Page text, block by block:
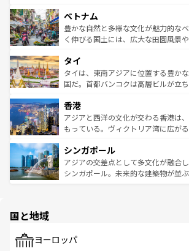
参照してほしい。
容にもいいと評判のスイーツなど、バ
が味わえる。 なお、新着の台湾情報は
照してほしい。
き、地方に足を延ばせば四季折々の自
できる。そして、キムチや焼肉、絶
まで、さまざまな韓国料理が待って
リティに包まれながら、韓国の多彩な
わってみてほしい。 なお、新
覧を参照してほしい。
ベトナム
豊かな自然と多様な文化が魅力的な
く伸びる国土には、広大な田園風景
急速な発展と共に伝統が息づく。ハノ
ーチミン市のフランス統治時代の建
醸し出している。また、バラエティ
とつ。フォーやバインミー、ベトナム
ひ現地で味わいたい。どの地域を訪
が旅行者を迎えてくれるので、きっ
参照してほしい。
タイ
タイは、東南アジアに位置する豊か
国だ。首都バンコクは高層ビルが立
の活気が交差している。北部ではチェ
帯で自然と触れ合い、南部ではプー
いビーチでリゾート気分を楽しむこ
激する。気候は一年中温暖で、どの季
が待っている。親しみやすいタイの
た文化、そして多様な観光資源が、
香港
アジアと西洋の文化が交わる香港は
もっている。ヴィクトリア湾に広が
み、どこを訪れても感動するはず。観
ており、効率よく見どころを回れる
うな絶景から文化的な体験まで、香
シンガポール
アジアの交差点として多文化が融合
シンガポール。未来的な建築物が並
で、ホーカーズは地元の風情を楽しめ
国と地域
ヨーロッパ